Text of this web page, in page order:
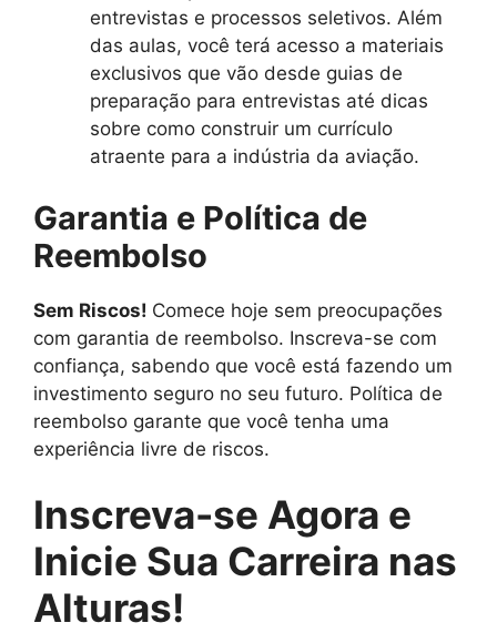
entrevistas e processos seletivos. Além
das aulas, você terá acesso a materiais
exclusivos que vão desde guias de
preparação para entrevistas até dicas
sobre como construir um currículo
atraente para a indústria da aviação.
Garantia e Política de
Reembolso
Sem Riscos! Comece hoje sem preocupações
com garantia de reembolso. Inscreva-se com
confiança, sabendo que você está fazendo um
investimento seguro no seu futuro. Política de
reembolso garante que você tenha uma
experiência livre de riscos.
Inscreva-se Agora e
Inicie Sua Carreira nas
Alturas!